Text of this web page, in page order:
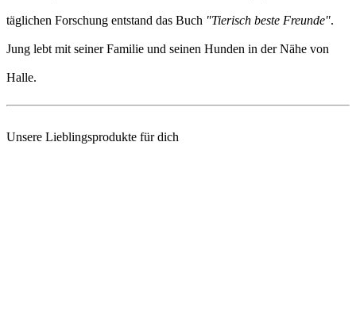
täglichen Forschung entstand das Buch "Tierisch beste Freunde".
Jung lebt mit seiner Familie und seinen Hunden in der Nähe von
Halle.
Unsere Lieblingsprodukte für dich